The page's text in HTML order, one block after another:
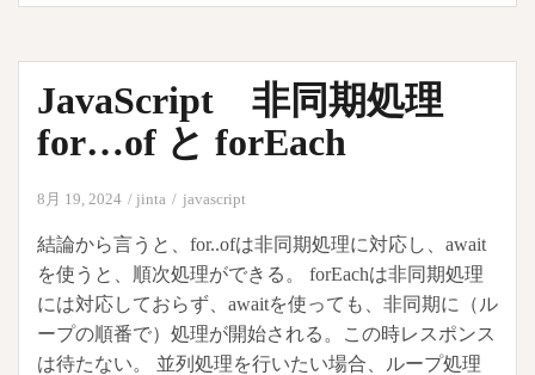
JavaScript 非同期処理
for…of と forEach
8月 19, 2024 jinta javascript
結論から言うと、for..ofは非同期処理に対応し、await
を使うと、順次処理ができる。 forEachは非同期処理
には対応しておらず、awaitを使っても、非同期に（ル
ープの順番で）処理が開始される。この時レスポンス
は待たない。 並列処理を行いたい場合、ループ処理